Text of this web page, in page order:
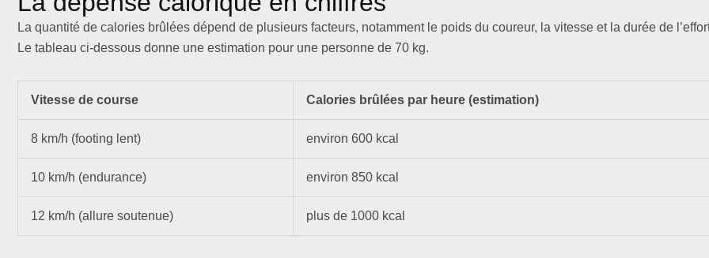
La quantité de calories brûlées dépend de plusieurs facteurs, notamment le poids du coureur, la vitesse et la durée de
Le tableau ci-dessous donne une estimation pour une personne de 70 kg.
Vitesse de course Calories brûlées par heure (estimation)
8 km/h (footing lent) environ 600 kcal
10 km/h (endurance) environ 850 kcal
12 km/h (allure soutenue) plus de 1000 kcal